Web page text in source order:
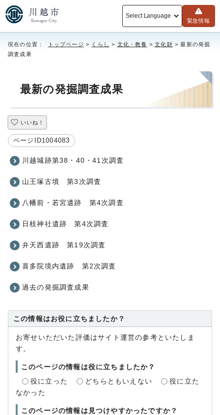
Select Language
緊急情報
現在の位置： トップページ > くらし > 文化・教養 >文化財 > 最新の発掘
調査成果
最新の発掘調査成果
いいね！
ページID1004083
川越城跡第38・40・41次調査
山王塚古墳 第3次調査
八幡前・若宮遺跡 第4次調査
日枝神社遺跡 第4次調査
弁天西遺跡 第19次調査
喜多院境内遺跡 第2次調査
過去の発掘調査成果
この情報はお役に立ちましたか？
お寄せいただいた評価はサイト運営の参考といたしま
す。
このページの情報は役に立ちましたか？
役に立った
どちらともいえない
役に立た
なかった
このページの情報は見つけやすかったですか？